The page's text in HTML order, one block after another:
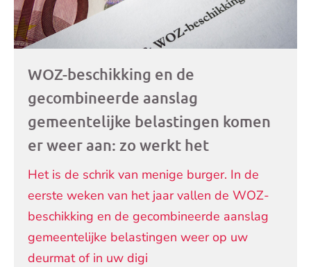
WOZ-beschikking en de
gecombineerde aanslag
gemeentelijke belastingen komen
er weer aan: zo werkt het
Het is de schrik van menige burger. In de
eerste weken van het jaar vallen de WOZ-
beschikking en de gecombineerde aanslag
gemeentelijke belastingen weer op uw
deurmat of in uw digi